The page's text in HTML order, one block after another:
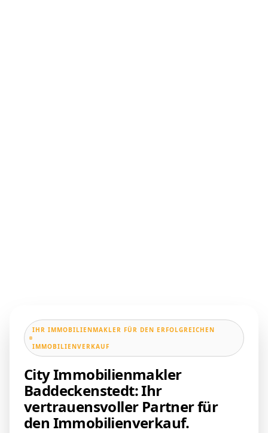
IHR IMMOBILIENMAKLER FÜR DEN ERFOLGREICHEN
IMMOBILIENVERKAUF
City Immobilienmakler
Baddeckenstedt: Ihr
vertrauensvoller Partner für
den Immobilienverkauf.